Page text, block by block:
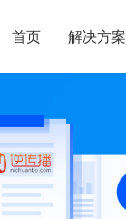
首页 解决方案